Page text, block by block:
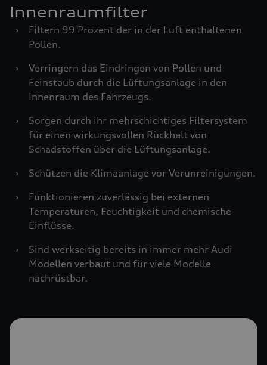
Innenraumfilter
›
Filtern 99 Prozent der in der Luft enthaltenen
Pollen.
›
Verringern das Eindringen von Pollen und
Feinstaub durch die Lüftungsanlage in den
Innenraum des Fahrzeugs.
›
Sorgen durch ihr mehrschichtiges Filtersystem
für einen wirkungsvollen Rückhalt von
Schadstoffen über die Lüftungsanlage.
›
Schützen die Klimaanlage vor Verunreinigungen.
›
Funktionieren zuverlässig bei externen
Temperaturen, Feuchtigkeit und chemische
Einflüsse.
›
Sind werkseitig bereits in immer mehr Audi
Modellen verbaut und für viele Modelle
nachrüstbar.